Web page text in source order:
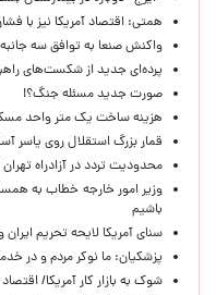
همتی: اقتصاد آمریکا نیز با
واکنش صنعا به توافق سه
پرده‌ای جدید از شکست‌های
صورت جدید مسئله جنگ؟!
هزینه ساخت یک متر واحد
قمار بزرگ استقلال روی یاسر
محدودیت تردد در آزادراه تهران کرج قزوین
وزیر امور خارجه خطاب به
باشیم
سنای آمریکا لایحه تحریم
پزشکیان: ما نوکر مردم و در
شوک به بازار کار آمریکا/ اقتصاد امریکا ۲۳ هزار